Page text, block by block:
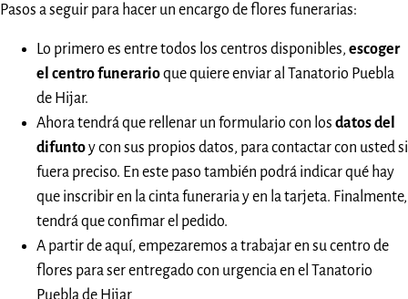
Pasos a seguir para hacer un encargo de flores funerarias:
Lo primero es entre todos los centros disponibles, escoger
el centro funerarioque quiere enviar al Tanatorio Puebla
de Hijar.
Ahora tendrá que rellenar un formulario con los datos del
difuntoy con sus propios datos, para contactar con usted si
fuera preciso. En este paso también podrá indicar qué hay
que inscribir en la cinta funeraria y en la tarjeta. Finalmente,
tendrá que confimar el pedido.
A partir de aquí, empezaremos a trabajar en su centro de
flores para ser entregado con urgencia en el Tanatorio
Puebla de Hijar